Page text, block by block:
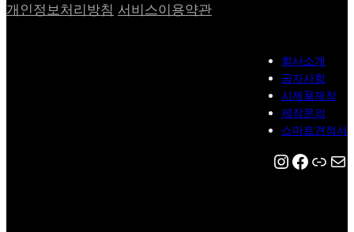
개인정보처리방침 서비스이용약관
회사소개
공지사항
시제품제작
제작문의
스마트견적서